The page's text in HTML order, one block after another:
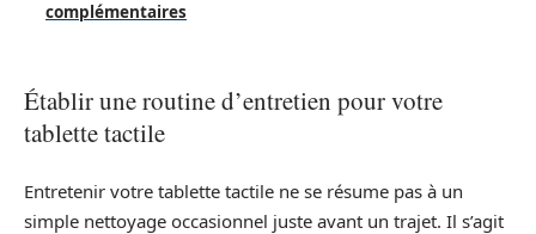
complémentaires
Établir une routine d’entretien pour votre
tablette tactile
Entretenir votre tablette tactile ne se résume pas à un
simple nettoyage occasionnel juste avant un trajet. Il s’agit